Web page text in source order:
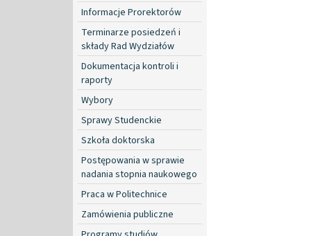
Informacje Prorektorów
Terminarze posiedzeń i
składy Rad Wydziałów
Dokumentacja kontroli i
raporty
Wybory
Sprawy Studenckie
Szkoła doktorska
Postępowania w sprawie
nadania stopnia naukowego
Praca w Politechnice
Zamówienia publiczne